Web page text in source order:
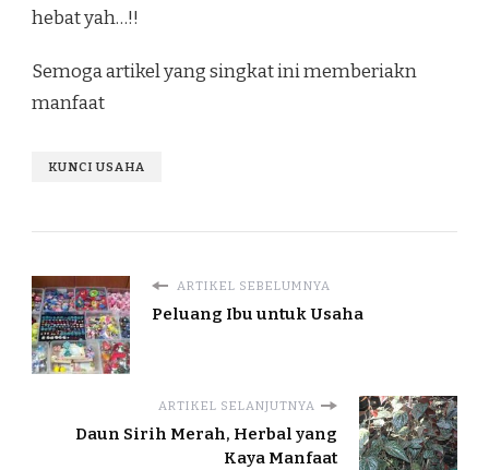
hebat yah…!!
Semoga artikel yang singkat ini memberiakn
manfaat
KUNCI USAHA
ARTIKEL SEBELUMNYA
Peluang Ibu untuk Usaha
ARTIKEL SELANJUTNYA
Daun Sirih Merah, Herbal yang
Kaya Manfaat